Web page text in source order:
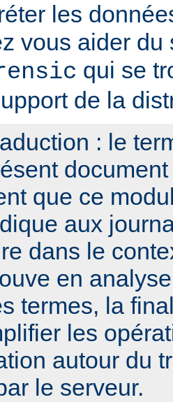
les
vous aider du
qui se
de la
: le
que ce
aux
dans le
en
termes, la
les
autour du
le serveur.